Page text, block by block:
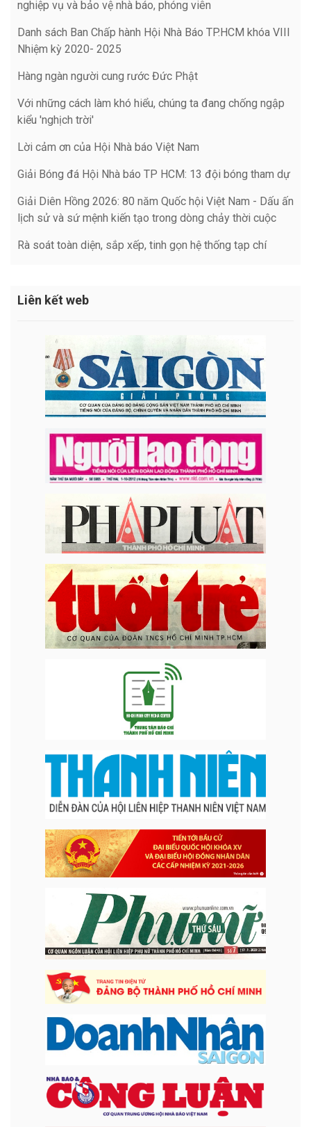
nghiệp vụ và bảo vệ nhà báo, phóng viên
Danh sách Ban Chấp hành Hội Nhà Báo TP.HCM khóa VIII
Nhiệm kỳ 2020- 2025
Hàng ngàn người cung rước Đức Phật
Với những cách làm khó hiểu, chúng ta đang chống ngập
kiểu 'nghịch trời'
Lời cảm ơn của Hội Nhà báo Việt Nam
Giải Bóng đá Hội Nhà báo TP HCM: 13 đội bóng tham dự
Giải Diên Hồng 2026: 80 năm Quốc hội Việt Nam - Dấu ấn
lịch sử và sứ mệnh kiến tạo trong dòng chảy thời cuộc
Rà soát toàn diện, sắp xếp, tinh gọn hệ thống tạp chí
Liên kết web